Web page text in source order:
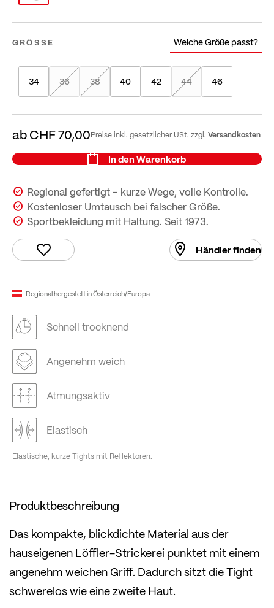
GRÖSSE Welche Größe passt?
34 36 38 40 42 44 46
abCHF 70,00Preise inkl. gesetzlicher USt. zzgl. Versandkosten
In den Warenkorb
Regional gefertigt – kurze Wege, volle Kontrolle.
Kostenloser Umtausch bei falscher Größe.
Sportbekleidung mit Haltung. Seit 1973.
Händler finden
Regional hergestellt in Österreich/Europa
Schnell trocknend
Angenehm weich
Atmungsaktiv
Elastisch
Elastische, kurze Tights mit Reflektoren.
Produktbeschreibung
Das kompakte, blickdichte Material aus der
hauseigenen Löffler-Strickerei punktet mit einem
angenehm weichen Griff. Dadurch sitzt die Tight
schwerelos wie eine zweite Haut.